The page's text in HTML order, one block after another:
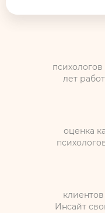
лет
оценка
Инсайт